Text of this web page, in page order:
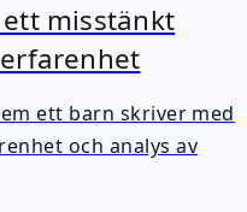
misstänkt
ett barn skriver med
och analys av